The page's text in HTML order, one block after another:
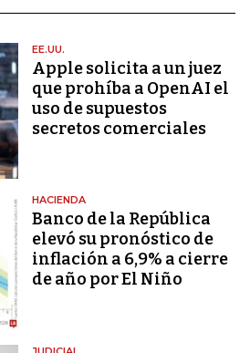
EE.UU.
Apple solicita a un juez
que prohíba a OpenAI el
uso de supuestos
secretos comerciales
HACIENDA
Banco de la República
elevó su pronóstico de
inflación a 6,9% a cierre
de año por El Niño